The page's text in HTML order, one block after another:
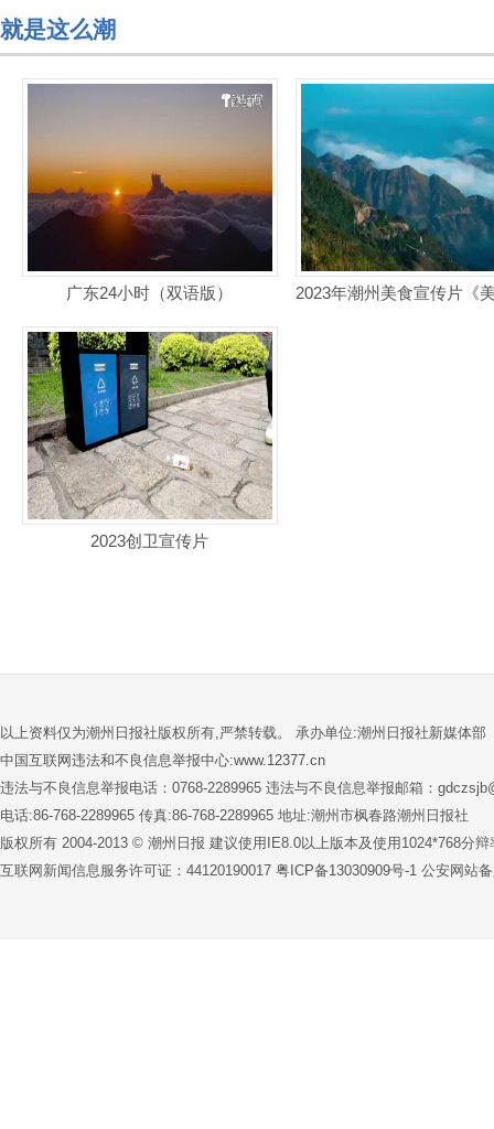
就是这么潮
广东24小时（双语版）
2023创卫宣传片
以上资料仅为潮州日报社版权所有,严禁转载。 承办单位:潮州日报社新媒体部
中国互联网违法和不良信息举报中心:www.12377.cn
违法与不良信息举报电话：0768-2289965 违法与不良信息举报邮箱：
电话:86-768-2289965 传真:86-768-2289965 地址:潮州市枫春路潮州日报社
版权所有 2004-2013 © 潮州日报 建议使用IE8.0以上版本及使用1024*768分
互联网新闻信息服务许可证：44120190017 粤ICP备13030909号-1 公安网站